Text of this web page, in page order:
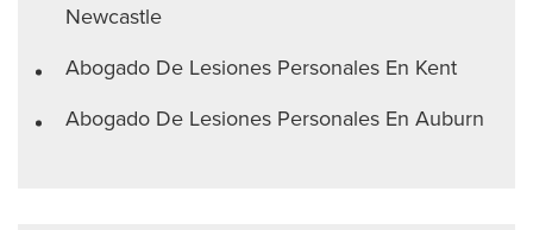
Newcastle
Abogado De Lesiones Personales En Kent
Abogado De Lesiones Personales En Auburn